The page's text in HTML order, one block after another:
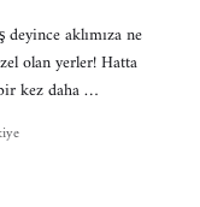
aklımıza ne
olan yerler! Hatta
kez daha …